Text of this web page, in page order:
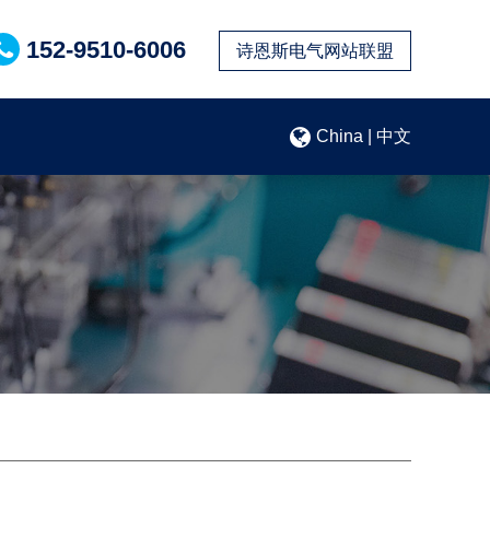
诗恩斯电气网站联盟
152-9510-6006
China | 中文